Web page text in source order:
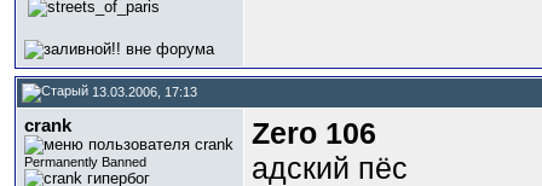
13.03.2006, 17:13
crank
Permanently Banned
Zero 106
адский пёс